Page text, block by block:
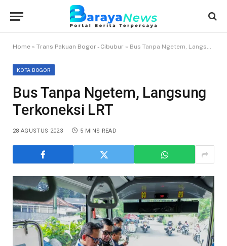
Home » Trans Pakuan Bogor - Cibubur » Bus Tanpa Ngetem, Langsung Terkoneksi LRT
KOTA BOGOR
Bus Tanpa Ngetem, Langsung
Terkoneksi LRT
28 AGUSTUS 2023 5 MINS READ